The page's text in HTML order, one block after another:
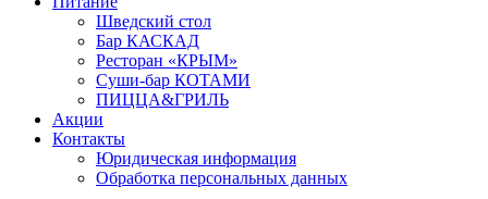
Шведский стол
Бар КАСКАД
Ресторан «КРЫМ»
Суши-бар КОТАМИ
ПИЦЦА&ГРИЛЬ
Акции
Контакты
Юридическая информация
Обработка персональных данных